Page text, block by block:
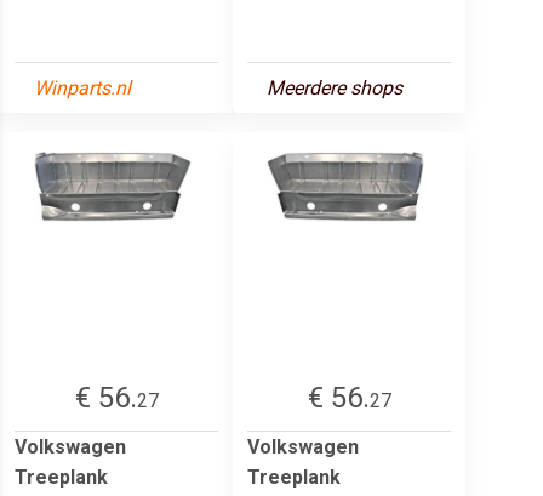
Winparts.nl Meerdere shops
€ 56.27
Volkswagen
Treeplank
€ 56.27
Volkswagen
Treeplank